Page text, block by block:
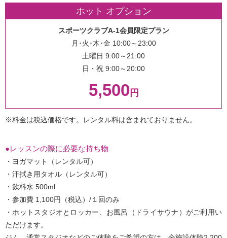
ホット オプション
スポーツクラブA-1会員限定プラン
月･火･木･金 10:00～23:00
土曜日 9:00～21:00
日・祝 9:00～20:00
5,500 円
※料金は税込価格です。レンタル料は含まれておりません。
●レッスンの際に必要な持ち物
・ヨガマット（レンタル可）
・汗拭き用タオル（レンタル可）
・飲料水 500ml
・参加費 1,100円（税込）/１回のみ
・ホットスタジオとロッカー、お風呂（ドライサウナ）がご利用い
ただけます。